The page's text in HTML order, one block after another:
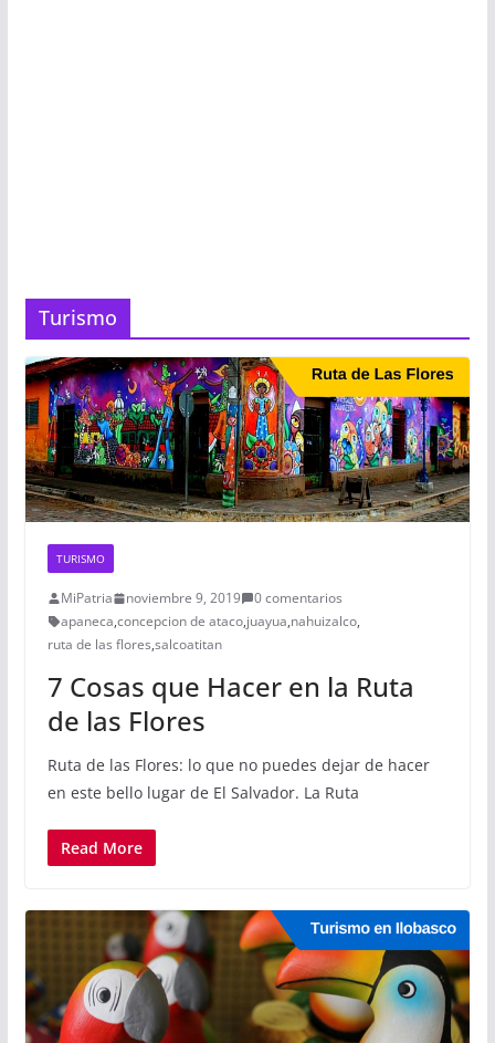
Turismo
TURISMO
MiPatria noviembre 9, 2019
0 comentarios
apaneca,concepcion de ataco,juayua,nahuizalco,
ruta de las flores,salcoatitan
7 Cosas que Hacer en la Ruta
de las Flores
Ruta de las Flores: lo que no puedes dejar de hacer
en este bello lugar de El Salvador. La Ruta
Read More